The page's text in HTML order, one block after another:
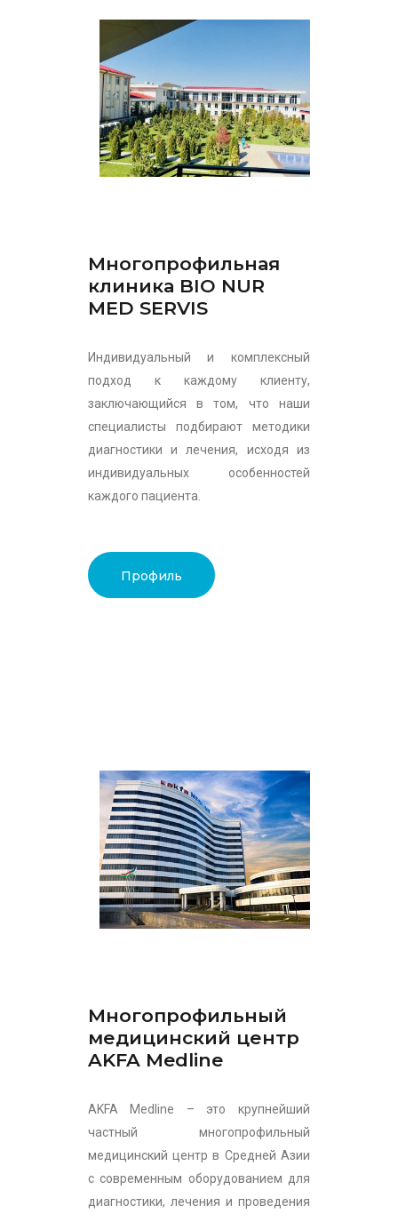
Многопрофильная
клиника BIO NUR
MED SERVIS
Индивидуальный и комплексный
подход к каждому клиенту,
заключающийся в том, что наши
специалисты подбирают методики
диагностики и лечения, исходя из
индивидуальных особенностей
каждого пациента.
Профиль
Многопрофильный
медицинский центр
AKFA Medline
AKFA Medline – это крупнейший
частный многопрофильный
медицинский центр в Средней Азии
с современным оборудованием для
диагностики, лечения и проведения